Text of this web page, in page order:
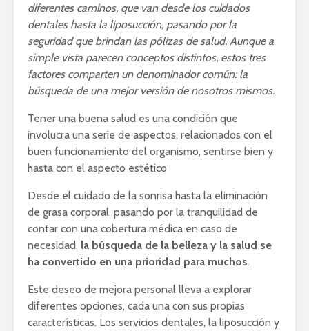
diferentes caminos, que van desde los cuidados
dentales hasta la liposucción, pasando por la
seguridad que brindan las pólizas de salud. Aunque a
simple vista parecen conceptos distintos, estos tres
factores comparten un denominador común: la
búsqueda de una mejor versión de nosotros mismos.
Tener una buena salud es una condición que
involucra una serie de aspectos, relacionados con el
buen funcionamiento del organismo, sentirse bien y
hasta con el aspecto estético
Desde el cuidado de la sonrisa hasta la eliminación
de grasa corporal, pasando por la tranquilidad de
contar con una cobertura médica en caso de
necesidad, la búsqueda de la belleza y la salud se
ha convertido en una prioridad para muchos.
Este deseo de mejora personal lleva a explorar
diferentes opciones, cada una con sus propias
características. Los servicios dentales, la liposucción y